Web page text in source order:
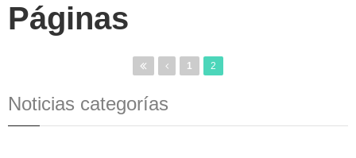
Páginas
1 2
Noticias categorías